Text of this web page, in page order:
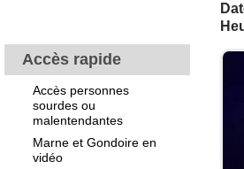
Accès rapide
Accès personnes
sourdes ou
malentendantes
Marne et Gondoire en
vidéo